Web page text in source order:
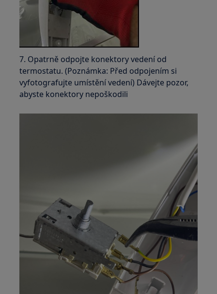
7. Opatrně odpojte konektory vedení od
termostatu. (Poznámka: Před odpojením si
vyfotografujte umístění vedení) Dávejte pozor,
abyste konektory nepoškodili